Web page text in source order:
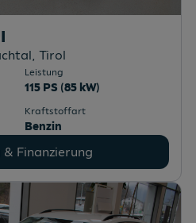
, Tirol
Leistung
115 PS (85 kW)
Kraftstoffart
Benzin
& Finanzierung